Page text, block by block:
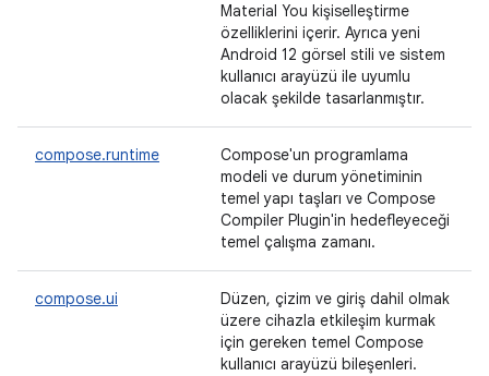
Material You kişiselleştirme
özelliklerini içerir. Ayrıca yeni
Android 12 görsel stili ve sistem
kullanıcı arayüzü ile uyumlu
olacak şekilde tasarlanmıştır.
compose.runtime
Compose'un programlama
modeli ve durum yönetiminin
temel yapı taşları ve Compose
Compiler Plugin'in hedefleyeceği
temel çalışma zamanı.
compose.ui
Düzen, çizim ve giriş dahil olmak
üzere cihazla etkileşim kurmak
için gereken temel Compose
kullanıcı arayüzü bileşenleri.